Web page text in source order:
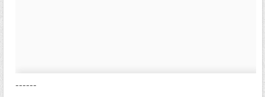
------